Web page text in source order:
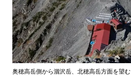
奥穂高岳側から涸沢岳、北穂高岳方面を望む